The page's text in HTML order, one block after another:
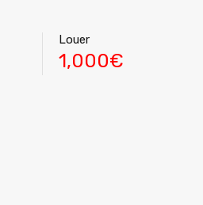
Louer
1,000€